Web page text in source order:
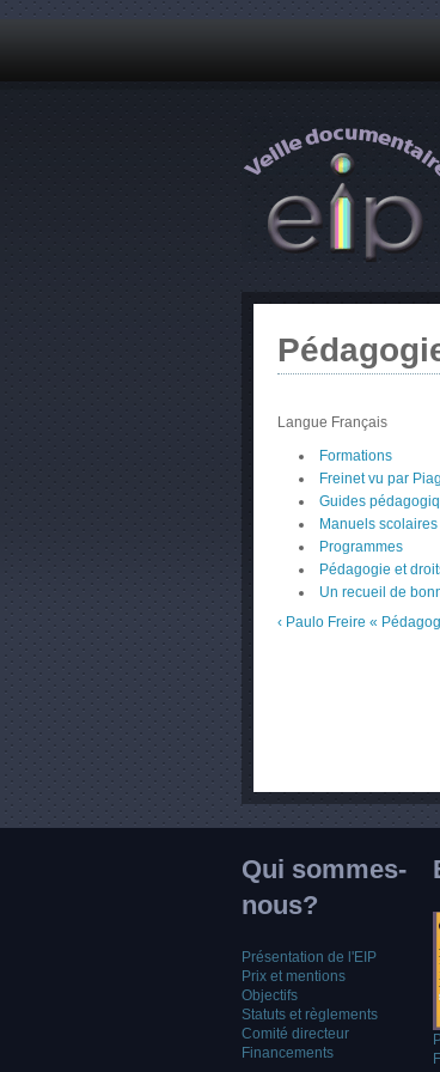
Langue Français
Formations
Freinet vu par
Guides
Manuels scolaires
Programmes
Pédagogie et
Un recueil de
‹ Paulo Freire «
Qui sommes-
nous?
Présentation de l'EIP
Prix et mentions
Objectifs
Statuts et règlements
Comité directeur
Financements